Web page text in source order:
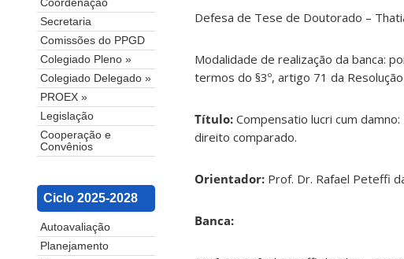
Coordenação
Secretaria
Comissões do PPGD
Colegiado Pleno »
Colegiado Delegado »
PROEX »
Legislação
Cooperação e
Convênios
Ciclo 2025-2028
Autoavaliação
Planejamento
Defesa de Tese de Doutorado –
Modalidade de realização da banca:
termos do §3º, artigo 71 da
Título: Compensatio lucri cum
direito comparado.
Orientador: Prof. Dr. Rafael Peteffi
Banca: